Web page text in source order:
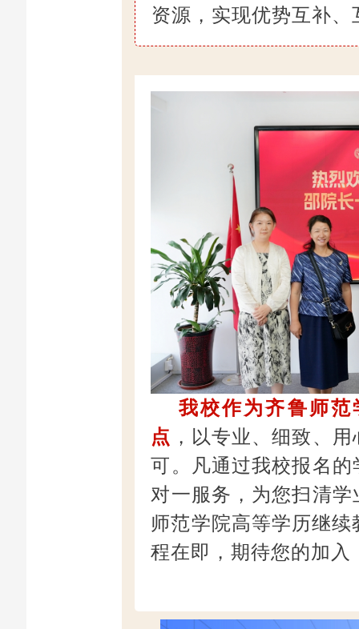
资源，实现优势互补、
我校作为齐鲁师
点 ，以专业、细致、
可。凡通过我校报名
对一服务，为您扫清
师范学院高等学历继
程在即，期待您的加入